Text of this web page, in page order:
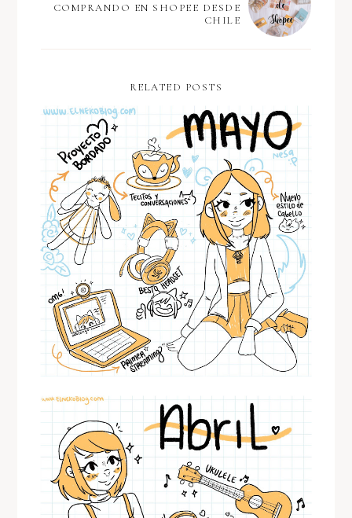
COMPRANDO EN SHOPEE DESDE
CHILE
RELATED POSTS